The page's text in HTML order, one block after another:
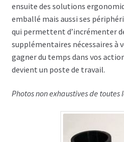
Disque CD & vinyls
Flightcase avec tiroirs
Flightcases Régie déco
Flightcases gros outils
ensuite des solutions
emballé mais aussi ses
qui permettent d’incrémenter
supplémentaires nécessaires à
gagner du temps dans vos
devient un poste de travail.
Photos non exhaustives de toutes